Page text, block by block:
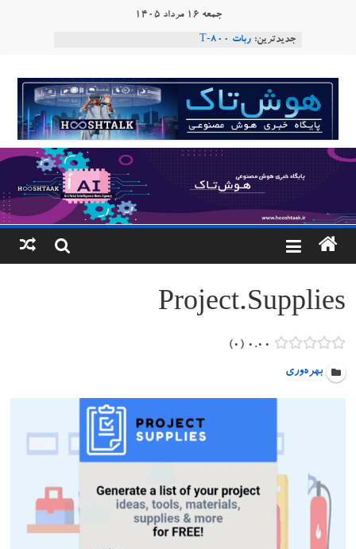
جمعه ۱۶ مرداد ۱۴۰۵
جدیدترین: ربات T‑800
دستاورد تازه ایلان ماسک؛ هوش مصنوعی با لهجه
طبیعی فارسی
ربات «Aru» محصول شرکت فرانسوی Nio
Robotics
هوشتاک
پایگاه
خبری
هوش
مصنوعی
www.hooshtaak.ir
Project.Supplies
۰.۰۰ ۰
بهره‌وری